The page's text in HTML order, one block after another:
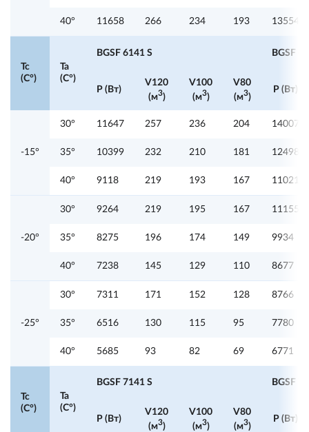
40° 11658 266 234 193 13554
Tc
(C°)
Ta
(C°)
BGSF 6141 S BGSF
P (Вт)
V120
(м3)
V100
(м3)
V80
(м3)
P (Вт)
-15°
30° 11647 257 236 204 14007
35° 10399 232 210 181 12498
40° 9118 219 193 167 11021
-20°
30° 9264 219 195 167 11155
35° 8275 196 174 149 9934
40° 7238 145 129 110 8677
-25°
30° 7311 171 152 128 8766
35° 6516 130 115 95 7780
40° 5685 93 82 69 6771
Tc
(C°)
Ta
(C°)
BGSF 7141 S BGSF
P (Вт)
V120
(м3)
V100
(м3)
V80
(м3)
P (Вт)